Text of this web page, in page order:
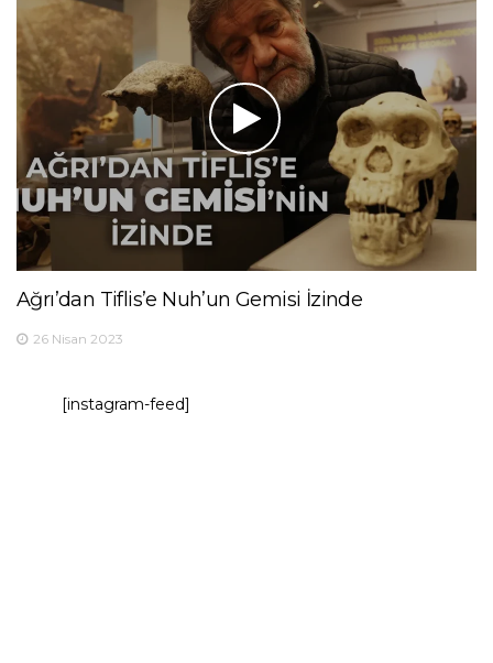
Ağrı’dan Tiflis’e Nuh’un Gemisi İzinde
26 Nisan 2023
[instagram-feed]